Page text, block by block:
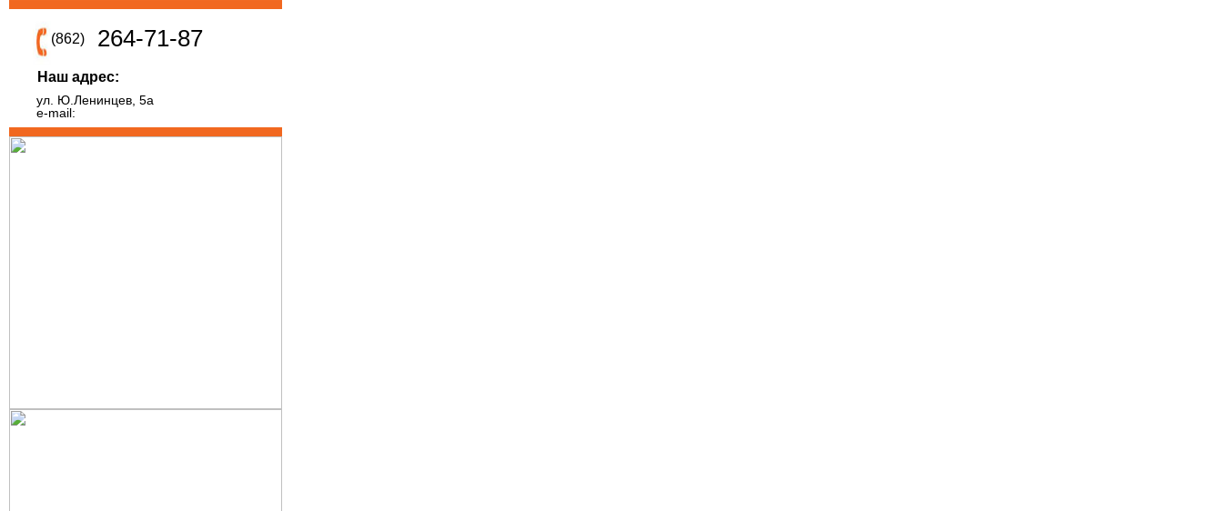
(862) 264-71-87
Наш адрес:
ул. Ю.Ленинцев, 5а
e-mail: